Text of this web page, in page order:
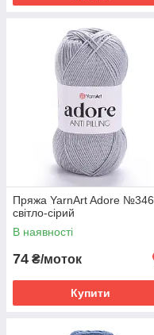
Пряжа YarnArt Adore №346,
світло-сірий
В наявності
74 ₴/моток
Купити